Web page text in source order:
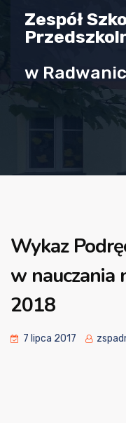
Zespół
w
Wykaz
w nauczania
2018
7 lipca 2017